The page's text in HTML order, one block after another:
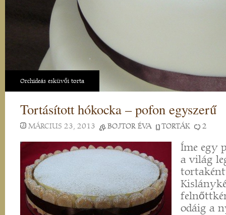
Orchideás esküvői torta
Tortásított hókocka – pofon egyszerű
MÁRCIUS 23, 2013 BOJTOR ÉVA TORTÁK 2
Íme egy
a világ
odáig a